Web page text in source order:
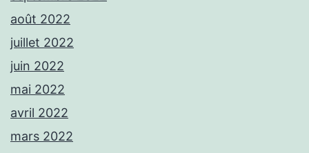
août 2022
juillet 2022
juin 2022
mai 2022
avril 2022
mars 2022